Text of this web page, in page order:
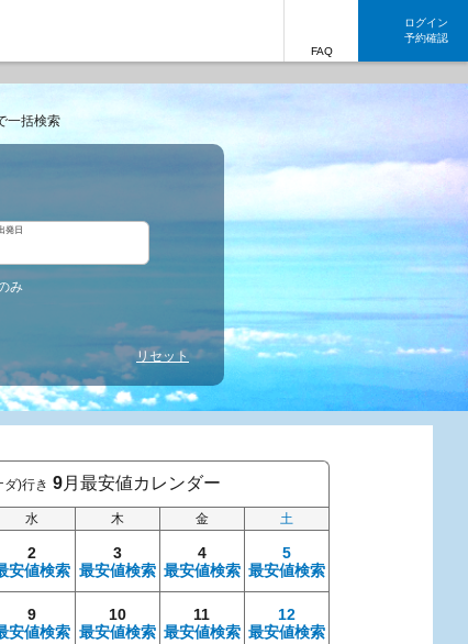
FAQ
ログイン
予約確認
一括検索
発日
み
リセット
)行き 9月最安値カレンダー
水 木 金 土
2
安値検索
3
最安値検索
4
最安値検索
5
最安値検索
9
安値検索
10
最安値検索
11
最安値検索
12
最安値検索